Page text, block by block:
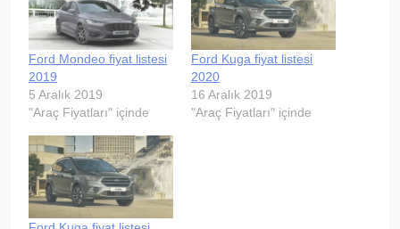
Ford Mondeo fiyat listesi
2019
5 Aralık 2019
"Araç Fiyatları" içinde
Ford Kuga fiyat listesi
2020
16 Aralık 2019
"Araç Fiyatları" içinde